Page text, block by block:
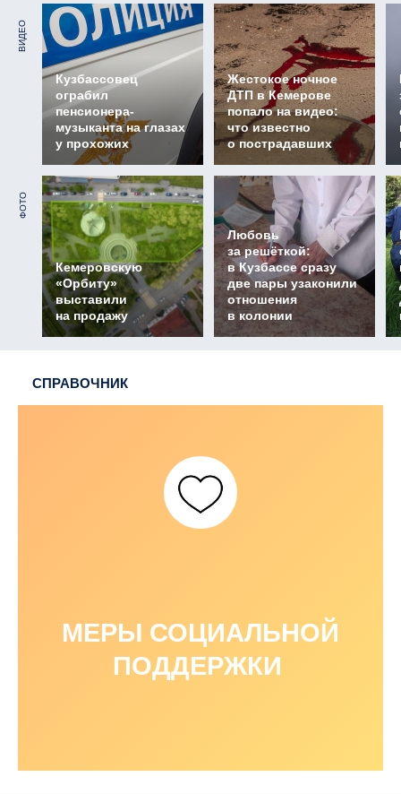
ВИДЕО
Кузбассовец
ограбил
пенсионера-
музыканта на глазах
у прохожих
Жестокое ночное
ДТП в Кемерове
попало на видео:
что известно
о пострадавших
ФОТО
Кемеровскую
«Орбиту»
выставили
на продажу
Любовь
за решёткой:
в Кузбассе сразу
две пары узаконили
отношения
в колонии
СПРАВОЧНИК
МЕРЫ СОЦИАЛЬНОЙ
ПОДДЕРЖКИ